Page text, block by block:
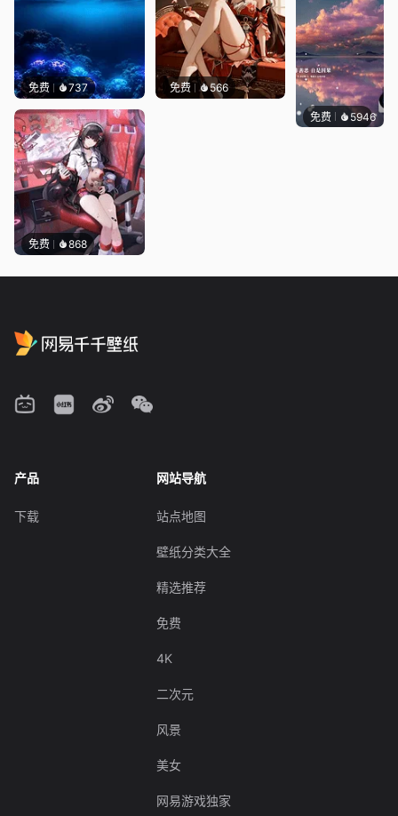
免费 737 免费 566
免费 868
免费 5946冰茶
产品
下载
网站导航
站点地图
壁纸分类大全
精选推荐
免费
4K
二次元
风景
美女
网易游戏独家